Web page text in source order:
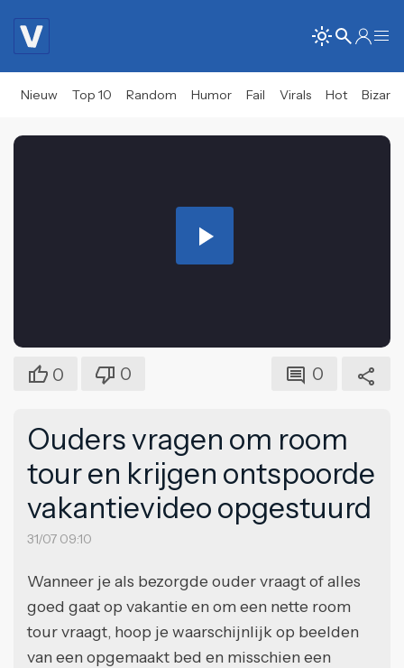
Nieuw Top 10 Random Humor Fail Virals Hot Bizar
Play
0 0 0
Ouders vragen om room
tour en krijgen ontspoorde
vakantievideo opgestuurd
31/07 09:10
Wanneer je als bezorgde ouder vraagt of alles
goed gaat op vakantie en om een nette room
tour vraagt, hoop je waarschijnlijk op beelden
van een opgemaakt bed en misschien een